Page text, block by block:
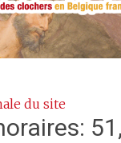
du site